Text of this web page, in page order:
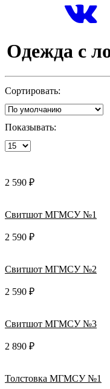
Одежда с
Сортировать:
Показывать:
2 590 ₽
Свитшот МГМСУ №1
2 590 ₽
Свитшот МГМСУ №2
2 590 ₽
Свитшот МГМСУ №3
2 890 ₽
Толстовка МГМСУ №1